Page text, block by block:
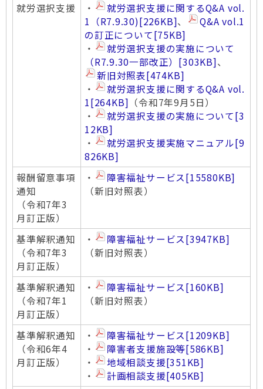
就労選択支援
・
就労選択支援に関するQ&A vol.
1（R7.9.30)[226KB]、
Q&A vol.1
の訂正について[75KB]
・
就労選択支援の実施について
（R7.9.30一部改正） [303KB]、
新旧対照表[474KB]
・
就労選択支援に関するQ&A vol.
1[264KB] （令和7年9月5日）
・
就労選択支援の実施について[3
12KB]
・
就労選択支援実施マニュアル[9
826KB]
報酬留意事項
通知
（令和7年3
月訂正版）
・ 障害福祉サービス[15580KB]
（新旧対照表）
基準解釈通知
（令和7年3
月訂正版）
・ 障害福祉サービス[3947KB]
（新旧対照表）
基準解釈通知
（令和7年1
月訂正版）
・ 障害福祉サービス[160KB]
（新旧対照表）
基準解釈通知
（令和6年4
月訂正版）
・ 障害福祉サービス[1209KB]
・
障害者支援施設等[586KB]
・
地域相談支援[351KB]
・
計画相談支援[405KB]